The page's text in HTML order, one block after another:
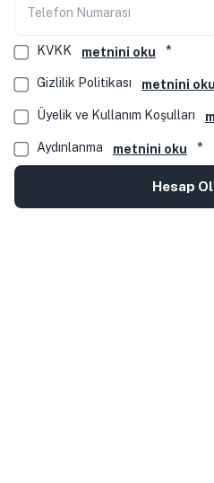
Telefon Numarası
KVKK metnini oku *
Gizlilik Politikası metnini oku
Üyelik ve Kullanım Koşulları
Aydınlanma metnini oku *
Hesap